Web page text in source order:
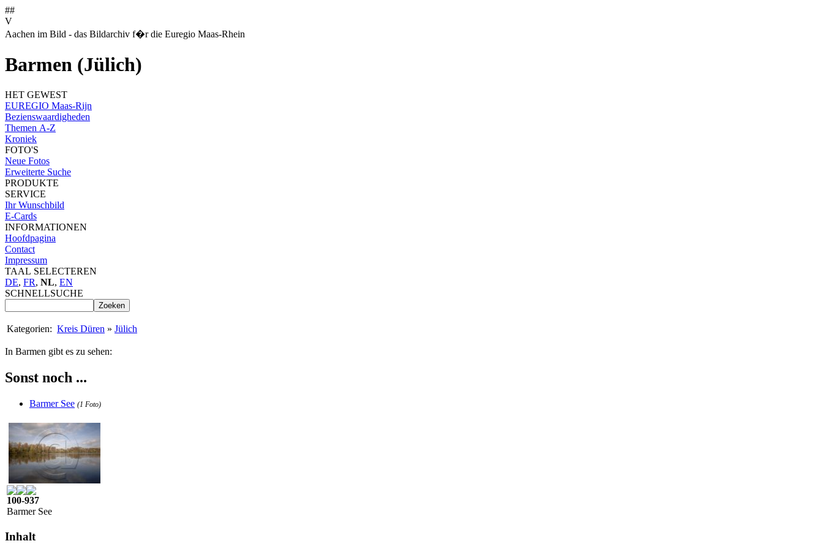
##
V
Aachen im Bild - das Bildarchiv f�r die Euregio Maas-Rhein
Barmen (Jülich)
HET GEWEST
EUREGIO Maas-Rijn
Bezienswaardigheden
Themen A-Z
Kroniek
FOTO'S
Neue Fotos
Erweiterte Suche
PRODUKTE
SERVICE
Ihr Wunschbild
E-Cards
INFORMATIONEN
Hoofdpagina
Contact
Impressum
TAAL SELECTEREN
DE, FR, NL, EN
SCHNELLSUCHE
Kategorien: Kreis Düren » Jülich
In Barmen gibt es zu sehen:
Sonst noch ...
Barmer See (1 Foto)
100-937
Barmer See
Inhalt